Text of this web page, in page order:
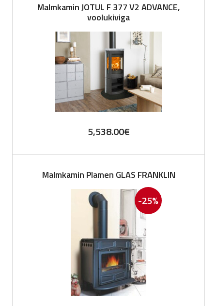
Malmkamin JOTUL F 377 V2 ADVANCE,
voolukiviga
5,538.00€
Malmkamin Plamen GLAS FRANKLIN
-25%